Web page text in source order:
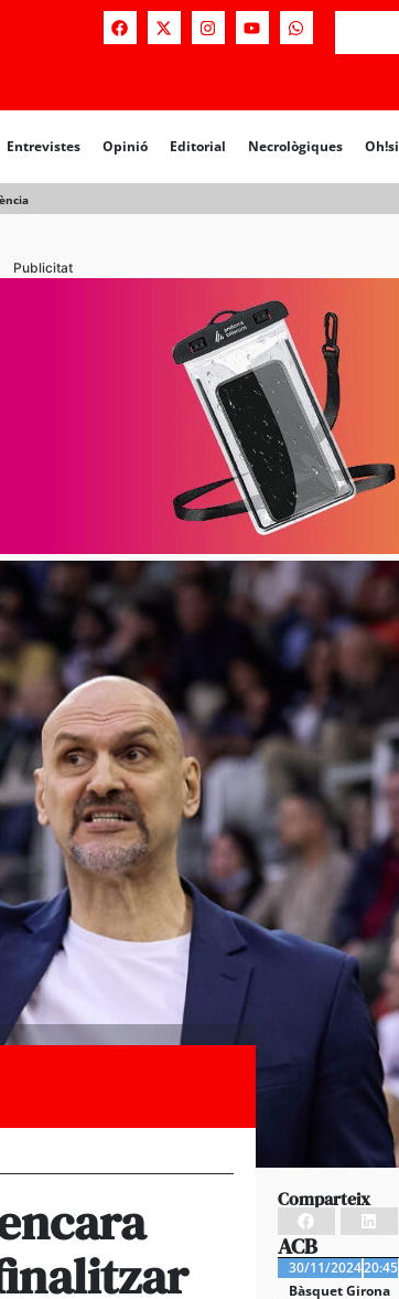
Entrevistes Opinió Editorial Necrològiques Oh!si
Opinió Editorial Necrològiques
Publicitat
Comparteix
ACB
30/11/202420:45
Bàsquet Girona